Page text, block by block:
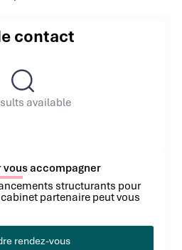
contact
available
accompagner
structurants pour
partenaire peut vous
rendez-vous